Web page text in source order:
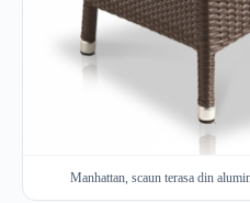
Manhattan, scaun terasa din